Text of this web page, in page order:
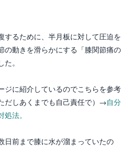
するために、半月板に対して圧迫を
の動きを滑らかにする「膝関節痛の
。
ジに紹介しているのでこちらを参考
だしあくまでも自己責任で）→自分
法。
日前まで膝に水が溜まっていたの